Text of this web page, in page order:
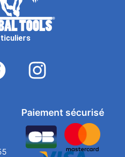
Paiement sécurisé